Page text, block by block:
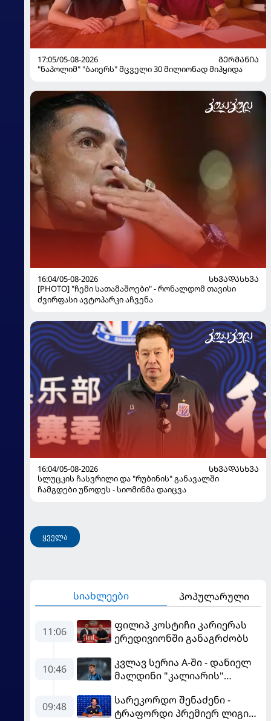
17:05/05-08-2026
ᲒᲔᲠᲛᲐᲜᲘᲐ
"ნაპოლიმ" "ბაიერს" მცველი 30 მილიონად მიჰყიდა
16:04/05-08-2026
ᲡᲮᲕᲐᲓᲐᲡᲮᲕᲐ
[PHOTO] "ჩემი სათამაშოები" - რონალდომ თავისი
ძვირფასი ავტოპარკი აჩვენა
16:04/05-08-2026
ᲡᲮᲕᲐᲓᲐᲡᲮᲕᲐ
სლუცკის ჩასვრილი და "რუბინის" განავალში
ჩამგდები უწოდეს - სიომინმა დაიცვა
ყველა
სიახლეები პოპულარული
11:06
ფილიპ კოსტიჩი კარიერას
ერედივიონში განაგრძობს
10:46
კვლავ სერია A-ში - დანიელ
მალდინი "კალიარის"
09:48
სარეკორდო შენაძენი -
ტრაფორდი პრემიერ ლიგის